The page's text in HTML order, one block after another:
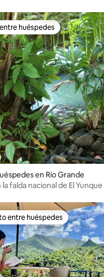
huéspedes
huéspedes
en Río Grande
falda nacional de El Yunque
huéspedes preferido
entre huéspedes